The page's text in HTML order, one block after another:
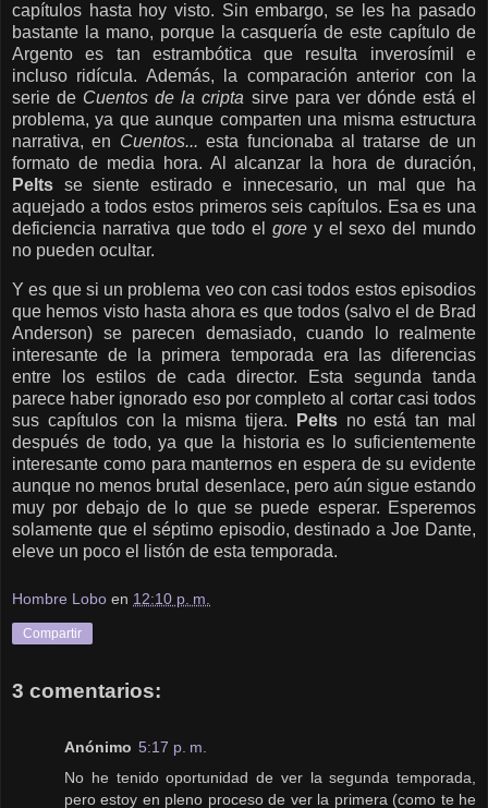
capítulos hasta hoy visto. Sin embargo, se les ha pasado
bastante la mano, porque la casquería de este capítulo de
Argento es tan estrambótica que resulta inverosímil e
incluso ridícula. Además, la comparación anterior con la
serie de Cuentos de la cripta sirve para ver dónde está el
problema, ya que aunque comparten una misma estructura
narrativa, en Cuentos... esta funcionaba al tratarse de un
formato de media hora. Al alcanzar la hora de duración,
Pelts se siente estirado e innecesario, un mal que ha
aquejado a todos estos primeros seis capítulos. Esa es una
deficiencia narrativa que todo el gore y el sexo del mundo
no pueden ocultar.
Y es que si un problema veo con casi todos estos episodios
que hemos visto hasta ahora es que todos (salvo el de Brad
Anderson) se parecen demasiado, cuando lo realmente
interesante de la primera temporada era las diferencias
entre los estilos de cada director. Esta segunda tanda
parece haber ignorado eso por completo al cortar casi todos
sus capítulos con la misma tijera.
Pelts no está tan mal
después de todo, ya que la historia es lo suficientemente
interesante como para manternos en espera de su evidente
aunque no menos brutal desenlace, pero aún sigue estando
muy por debajo de lo que se puede esperar. Esperemos
solamente que el séptimo episodio, destinado a Joe Dante,
eleve un poco el listón de esta temporada.
Hombre Lobo en 12:10 p. m.
Compartir
3 comentarios:
Anónimo 5:17 p. m.
No he tenido oportunidad de ver la segunda temporada,
pero estoy en pleno proceso de ver la primera (como te he